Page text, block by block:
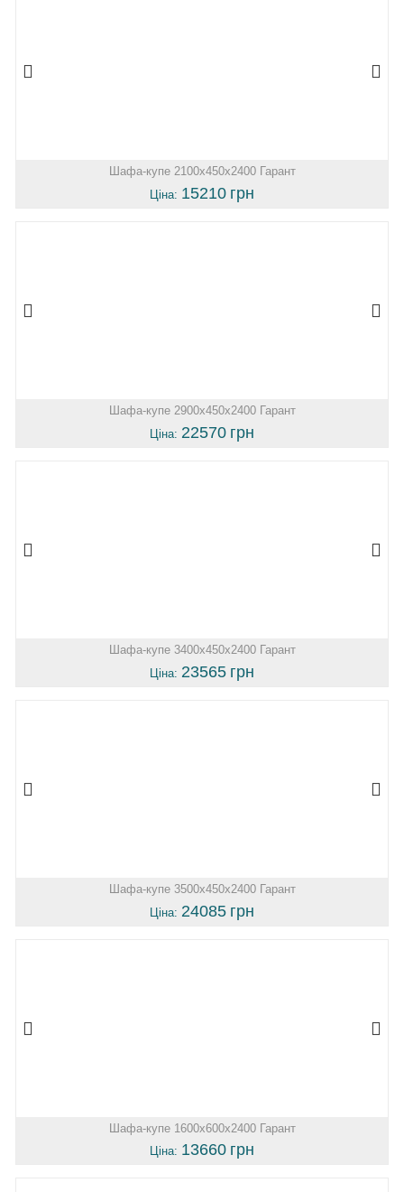
Шафа-купе 2100х450х2400 Гарант
Ціна: 15210 грн
Шафа-купе 2900х450х2400 Гарант
Ціна: 22570 грн
Шафа-купе 3400х450х2400 Гарант
Ціна: 23565 грн
Шафа-купе 3500х450х2400 Гарант
Ціна: 24085 грн
Шафа-купе 1600х600х2400 Гарант
Ціна: 13660 грн